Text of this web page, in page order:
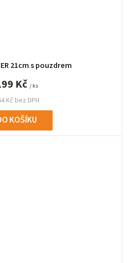
21cm s pouzdrem
Kč bez DPH
Kč / ks
KOŠÍKU